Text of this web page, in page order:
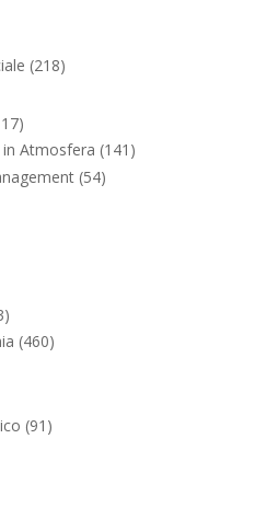
(218)
Atmosfera (141)
(54)
(460)
(91)